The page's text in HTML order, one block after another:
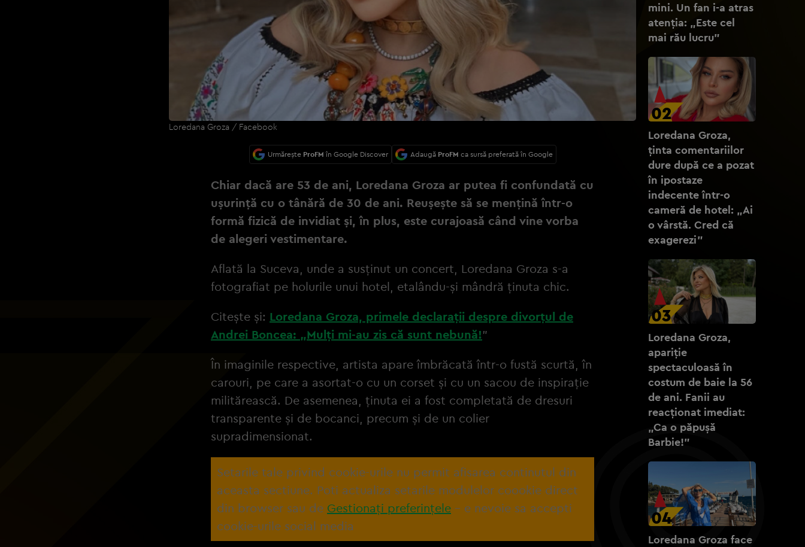
Loredana Groza / Facebook
Urmărește ProFM în Google Discover Adaugă ProFM ca sursă preferată în Google
Chiar dacă are 53 de ani, Loredana Groza ar putea fi confundată cu
ușurință cu o tânără de 30 de ani. Reușește să se mențină într-o
formă fizică de invidiat și, în plus, este curajoasă când vine vorba
de alegeri vestimentare.
Aflată la Suceva, unde a susținut un concert, Loredana Groza s-a
fotografiat pe holurile unui hotel, etalându-și mândră ținuta chic.
Citește și: Loredana Groza, primele declarații despre divorțul de
Andrei Boncea: „Mulți mi-au zis că sunt nebună!”
În imaginile respective, artista apare îmbrăcată într-o fustă scurtă, în
carouri, pe care a asortat-o cu un corset și cu un sacou de inspirație
militărească. De asemenea, ținuta ei a fost completată de dresuri
transparente și de bocanci, precum și de un colier
supradimensionat.
Setarile tale privind cookie-urile nu permit afisarea continutul din
aceasta sectiune. Poti actualiza setarile modulelor coookie direct
din browser sau de Gestionați preferințele– e nevoie sa accepti
cookie-urile social media
mini. Un fan i-a atras
atenția: „Este cel
mai rău lucru”
02
Loredana Groza,
ținta comentariilor
dure după ce a pozat
în ipostaze
indecente într-o
cameră de hotel: „Ai
o vârstă. Cred că
exagerezi”
03
Loredana Groza,
apariție
spectaculoasă în
costum de baie la 56
de ani. Fanii au
reacționat imediat:
„Ca o păpușă
Barbie!”
04
Loredana Groza face